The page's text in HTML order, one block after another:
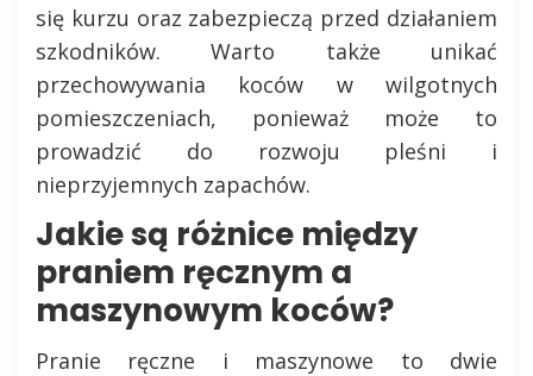
się kurzu oraz zabezpieczą przed działaniem
szkodników. Warto także unikać
przechowywania koców w wilgotnych
pomieszczeniach, ponieważ może to
prowadzić do rozwoju pleśni i
nieprzyjemnych zapachów.
Jakie są różnice między
praniem ręcznym a
maszynowym koców?
Pranie ręczne i maszynowe to dwie